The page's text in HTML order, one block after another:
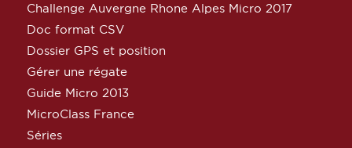
Challenge Auvergne Rhone Alpes Micro 2017
Doc format CSV
Dossier GPS et position
Gérer une régate
Guide Micro 2013
MicroClass France
Séries